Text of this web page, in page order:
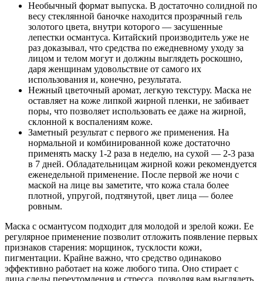
Необычный формат выпуска. В достаточно солидной по
весу стеклянной баночке находится прозрачный гель
золотого цвета, внутри которого — засушенные
лепестки османтуса. Китайский производитель уже не
раз доказывал, что средства по ежедневному уходу за
лицом и телом могут и должны выглядеть роскошно,
даря женщинам удовольствие от самого их
использования и, конечно, результата.
Нежный цветочный аромат, легкую текстуру. Маска не
оставляет на коже липкой жирной пленки, не забивает
поры, что позволяет использовать ее даже на жирной,
склонной к воспалениям коже.
Заметный результат с первого же применения. На
нормальной и комбинированной коже достаточно
применять маску 1-2 раза в неделю, на сухой — 2-3 раза
в 7 дней. Обладательницам жирной кожи рекомендуется
еженедельной применение. После первой же ночи с
маской на лице вы заметите, что кожа стала более
плотной, упругой, подтянутой, цвет лица — более
ровным.
Маска с османтусом подходит для молодой и зрелой кожи. Ее
регулярное применение позволит отложить появление первых
признаков старения: морщинок, тусклости кожи,
пигментации. Крайне важно, что средство одинаково
эффективно работает на коже любого типа. Оно стирает с